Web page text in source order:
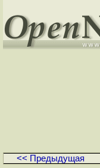
<< Предыдущая